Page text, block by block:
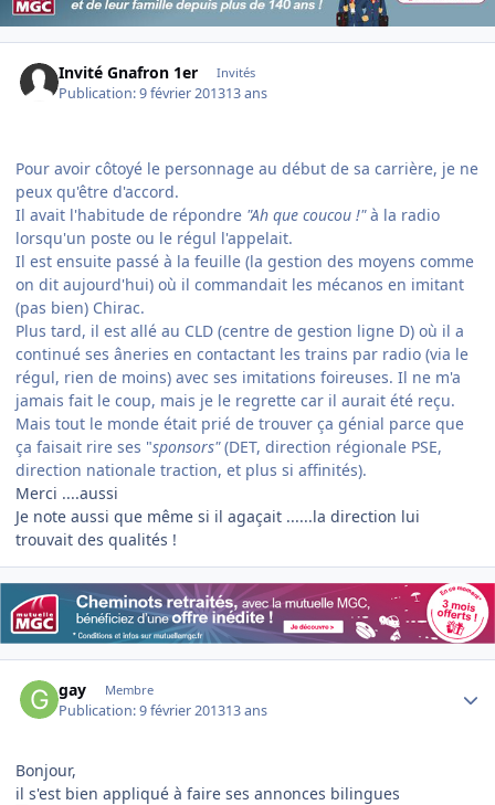
Invité Gnafron 1er Invités
Publication:9 février 201313 ans
Pour avoir côtoyé le personnage au début de sa carrière, je ne
peux qu'être d'accord.
Il avait l'habitude de répondre "Ah que coucou !"à la radio
lorsqu'un poste ou le régul l'appelait.
Il est ensuite passé à la feuille (la gestion des moyens comme
on dit aujourd'hui) où il commandait les mécanos en imitant
(pas bien) Chirac.
Plus tard, il est allé au CLD (centre de gestion ligne D) où il a
continué ses âneries en contactant les trains par radio (via le
régul, rien de moins) avec ses imitations foireuses. Il ne m'a
jamais fait le coup, mais je le regrette car il aurait été reçu.
Mais tout le monde était prié de trouver ça génial parce que
ça faisait rire ses "sponsors"(DET, direction régionale PSE,
direction nationale traction, et plus si affinités).
Merci ....aussi
Je note aussi que même si il agaçait ......la direction lui
trouvait des qualités !
gay Membre
Publication:9 février 201313 ans
Bonjour,
il s'est bien appliqué à faire ses annonces bilingues